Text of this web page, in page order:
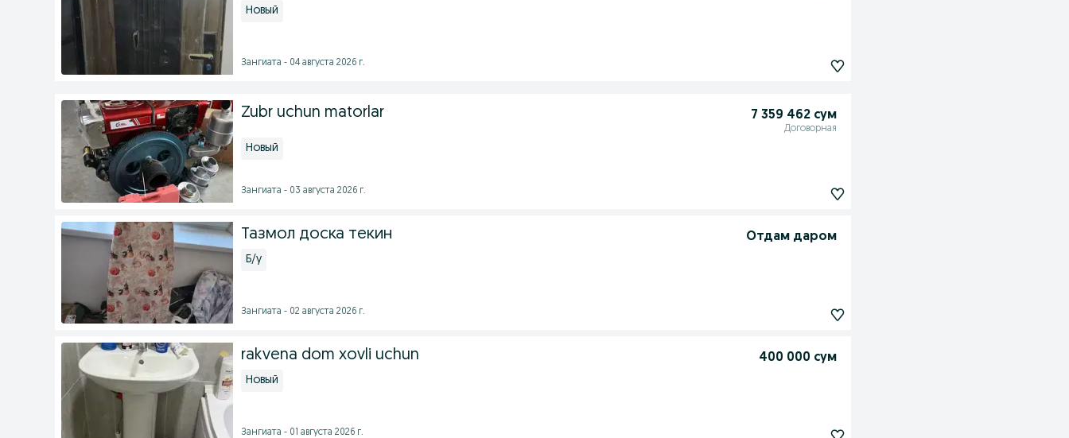
Новый
Зангиата - 04 августа 2026 г.
Zubr uchun matorlar 7 359 462 сум
Договорная
Новый
Зангиата - 03 августа 2026 г.
Тазмол доска текин Отдам даром
Б/у
Зангиата - 02 августа 2026 г.
rakvena dom xovli uchun 400 000 сум
Новый
Зангиата - 01 августа 2026 г.